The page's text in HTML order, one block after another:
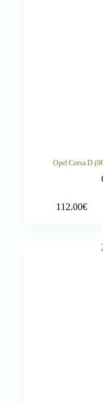
Opel Corsa D
112.00€